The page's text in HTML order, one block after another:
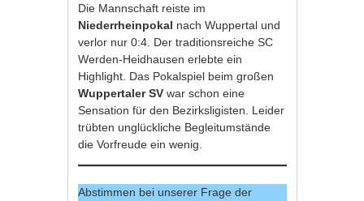
Die Mannschaft reiste im
Niederrheinpokal nach Wuppertal und
verlor nur 0:4. Der traditionsreiche SC
Werden-Heidhausen erlebte ein
Highlight. Das Pokalspiel beim großen
Wuppertaler SVwar schon eine
Sensation für den Bezirksligisten. Leider
trübten unglückliche Begleitumstände
die Vorfreude ein wenig.
Abstimmen bei unserer Frage der